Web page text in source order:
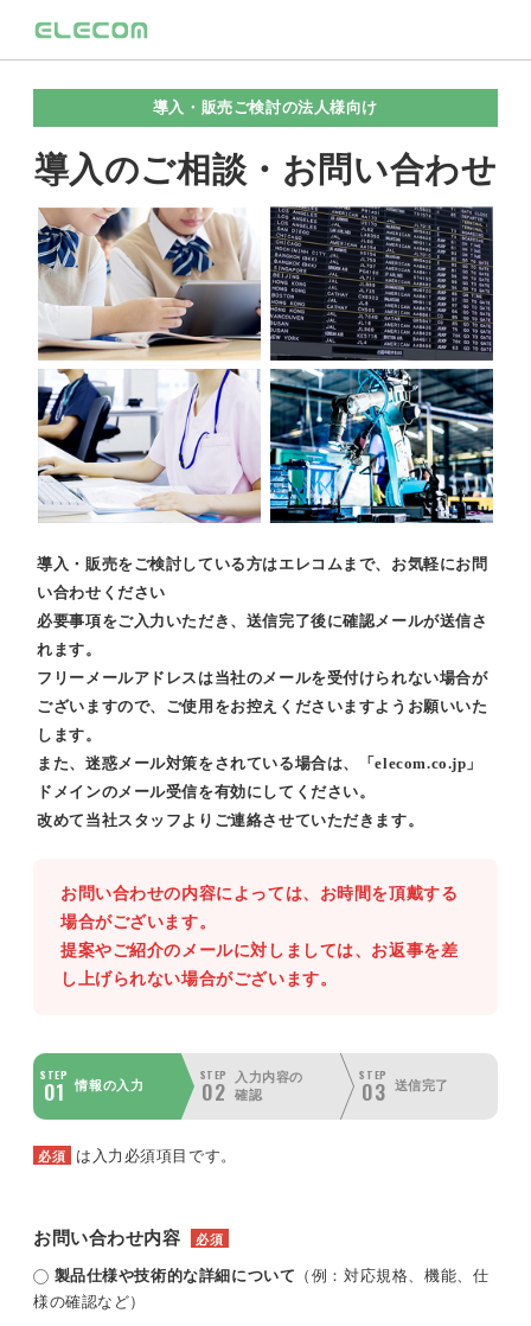
導入・販売ご検討の法人様向け
導入のご相談・お問い合わせ
導入・販売をご検討している方はエレコムまで、お気軽にお問
い合わせください
必要事項をご入力いただき、送信完了後に確認メールが送信さ
れます。
フリーメールアドレスは当社のメールを受付けられない場合が
ございますので、ご使用をお控えくださいますようお願いいた
します。
また、迷惑メール対策をされている場合は、「elecom.co.jp」
ドメインのメール受信を有効にしてください。
改めて当社スタッフよりご連絡させていただきます。
お問い合わせの内容によっては、お時間を頂戴する
場合がございます。
提案やご紹介のメールに対しましては、お返事を差
し上げられない場合がございます。
STEP
01 情報の入力
STEP
02
入力内容の
確認
STEP
03 送信完了
必須 は入力必須項目です。
お問い合わせ内容 必須
製品仕様や技術的な詳細について （例：対応規格、機能、仕
様の確認など）